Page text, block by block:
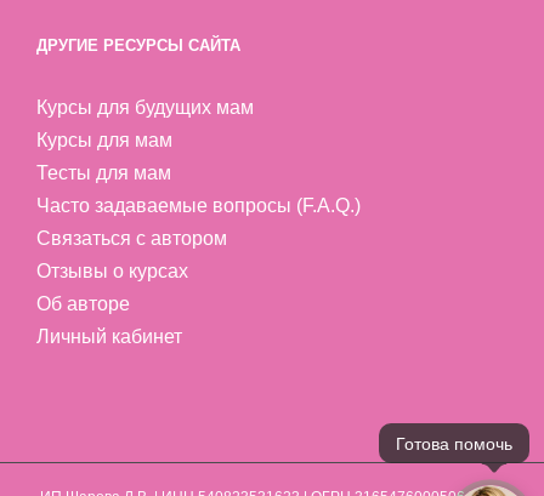
ДРУГИЕ РЕСУРСЫ САЙТА
Курсы для будущих мам
Курсы для мам
Тесты для мам
Часто задаваемые вопросы (F.A.Q.)
Связаться с автором
Отзывы о курсах
Об авторе
Личный кабинет